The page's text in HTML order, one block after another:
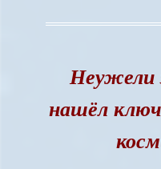
Неужели
нашёл